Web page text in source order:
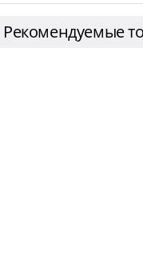
Рекомендуемые